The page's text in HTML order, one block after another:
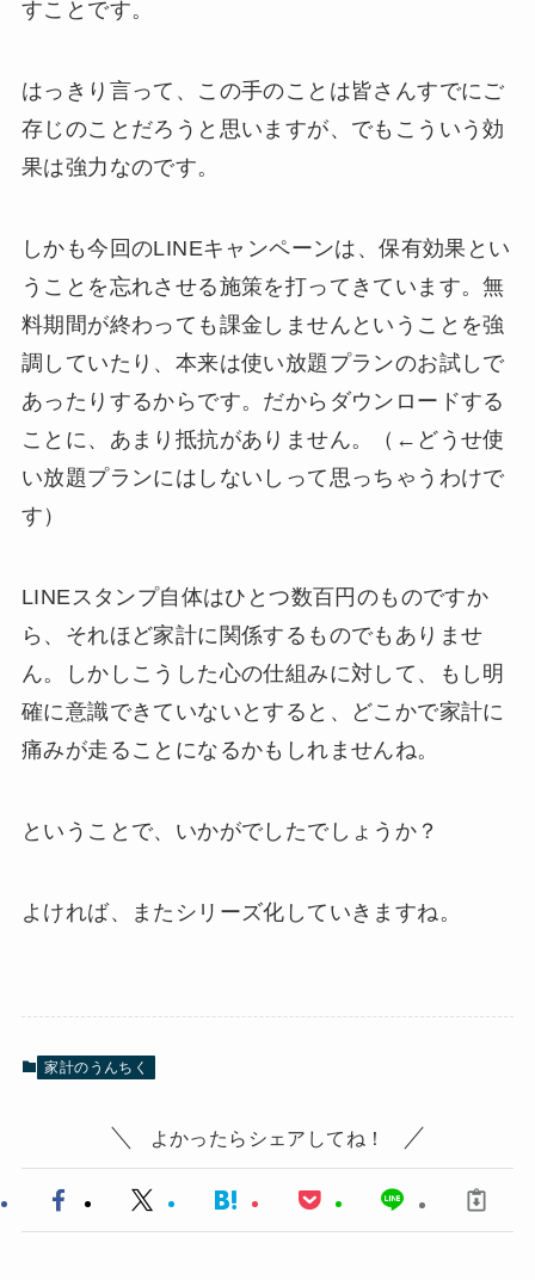
すことです。
はっきり言って、この手のことは皆さんすでにご
存じのことだろうと思いますが、でもこういう効
果は強力なのです。
しかも今回のLINEキャンペーンは、保有効果とい
うことを忘れさせる施策を打ってきています。無
料期間が終わっても課金しませんということを強
調していたり、本来は使い放題プランのお試しで
あったりするからです。だからダウンロードする
ことに、あまり抵抗がありません。（←どうせ使
い放題プランにはしないしって思っちゃうわけで
す）
LINEスタンプ自体はひとつ数百円のものですか
ら、それほど家計に関係するものでもありませ
ん。しかしこうした心の仕組みに対して、もし明
確に意識できていないとすると、どこかで家計に
痛みが走ることになるかもしれませんね。
ということで、いかがでしたでしょうか？
よければ、またシリーズ化していきますね。
家計のうんちく
よかったらシェアしてね！